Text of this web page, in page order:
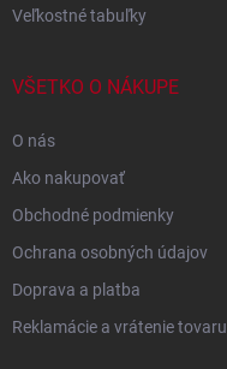
Veľkostné tabuľky
VŠETKO O NÁKUPE
O nás
Ako nakupovať
Obchodné podmienky
Ochrana osobných údajov
Doprava a platba
Reklamácie a vrátenie tovaru